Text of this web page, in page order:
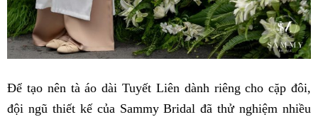
Để tạo nên tà áo dài Tuyết Liên dành riêng cho cặp đôi,
đội ngũ thiết kế của Sammy Bridal đã thử nghiệm nhiều